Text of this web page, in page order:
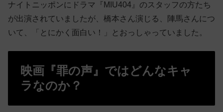
ナイトニッポンにドラマ『MIU404』のスタッフの方たち
が出演されていましたが、橋本さん演じる、陣馬さんにつ
いて、「とにかく面白い！」とおっしゃっていました。
映画『罪の声』ではどんなキャ
ラなのか？